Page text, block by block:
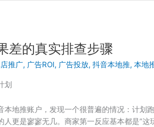
差的真实排查步骤
推广, 广告ROI, 广告投放,抖音本地推,本地
划
本地推账户，发现一个很普遍的情况：计划
更是寥寥无几。商家第一反应基本都是”这